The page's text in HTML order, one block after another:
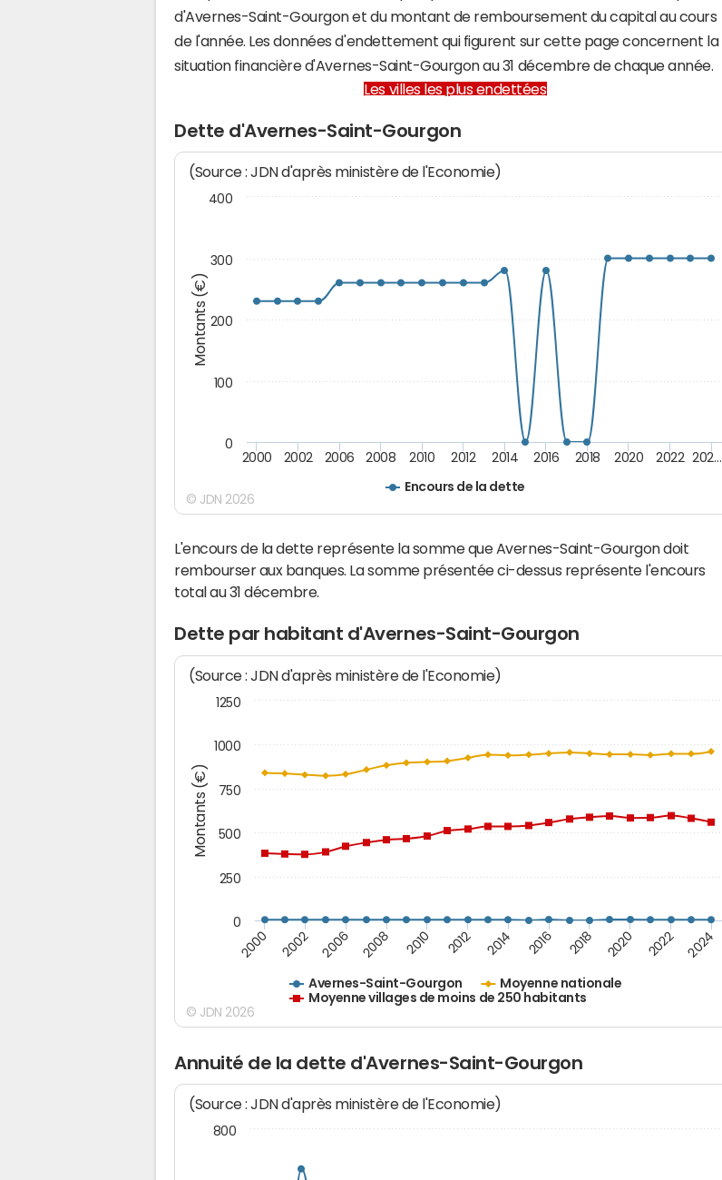
d'Avernes-Saint-Gourgon et du montant de remboursement du capital au cours
de l'année. Les données d'endettement qui figurent sur cette page concernent la
situation financière d'Avernes-Saint-Gourgon au 31 décembre de chaque année.
Les villes les plus endettées
Dette d'Avernes-Saint-Gourgon
Montants (€)
(Source : JDN d'après ministère de l'Economie)
Encours de la dette
2000 2002 2006 2008 2010 2012 2014 2016 2018 2020 2022 202…
0
100
200
300
400
© JDN 2026
L'encours de la dette représente la somme que Avernes-Saint-Gourgon doit
rembourser aux banques. La somme présentée ci-dessus représente l'encours
total au 31 décembre.
Dette par habitant d'Avernes-Saint-Gourgon
Montants (€)
(Source : JDN d'après ministère de l'Economie)
Avernes-Saint-Gourgon
Moyenne nationale
Moyenne villages de moins de 250 habitants
2000 2002 2006 2008 2010 2012 2014 2016 2018 2020 2022 2024
0
250
500
750
1000
1250
© JDN 2026
Annuité de la dette d'Avernes-Saint-Gourgon
(Source : JDN d'après ministère de l'Economie)
800